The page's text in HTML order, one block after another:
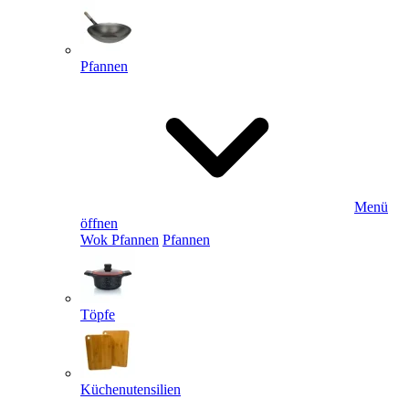
Pfannen
Menü
öffnen
Wok Pfannen Pfannen
Töpfe
Küchenutensilien